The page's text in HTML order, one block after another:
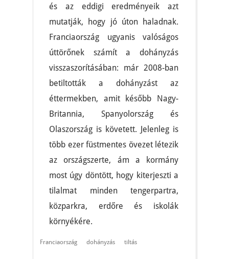
és az eddigi eredményeik azt
mutatják, hogy jó úton haladnak.
Franciaország ugyanis valóságos
úttörőnek számít a dohányzás
visszaszorításában: már 2008-ban
betiltották a dohányzást az
éttermekben, amit később Nagy-
Britannia, Spanyolország és
Olaszország is követett. Jelenleg is
több ezer füstmentes övezet létezik
az országszerte, ám a kormány
most úgy döntött, hogy kiterjeszti a
tilalmat minden tengerpartra,
közparkra, erdőre és iskolák
környékére.
Franciaország dohányzás tiltás